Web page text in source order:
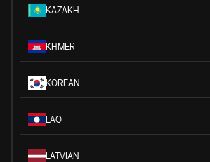
KAZAKH
KHMER
KOREAN
LAO
LATVIAN